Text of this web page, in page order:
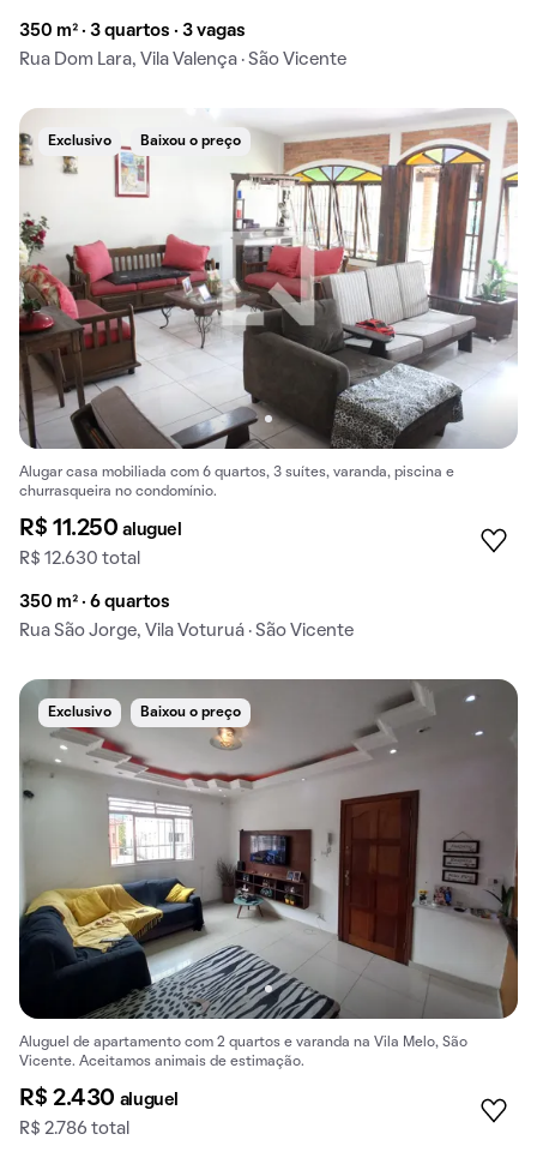
350 m² · 3 quartos · 3 vagas
Rua Dom Lara, Vila Valença · São Vicente
Exclusivo Baixou o preço
Alugar casa mobiliada com 6 quartos, 3 suítes, varanda, piscina e
churrasqueira no condomínio.
R$ 11.250aluguel
R$ 12.630 total
350 m² · 6 quartos
Rua São Jorge, Vila Voturuá · São Vicente
Exclusivo Baixou o preço
Aluguel de apartamento com 2 quartos e varanda na Vila Melo, São
Vicente. Aceitamos animais de estimação.
R$ 2.430 aluguel
R$ 2.786 total